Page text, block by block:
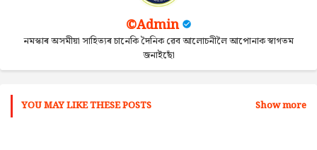
©Admin
নমস্কাৰ অসমীয়া সাহিত্যৰ চানেকি দৈনিক ৱেব আলোচনীলৈ আপোনাক স্বাগতম
জনাইছোঁ
YOU MAY LIKE THESE POSTS Show more